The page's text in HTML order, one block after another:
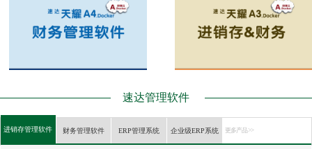
速达管理软件
进销存管理软件 财务管理软件 ERP管理系统 企业级ERP系统 更多产品 >>